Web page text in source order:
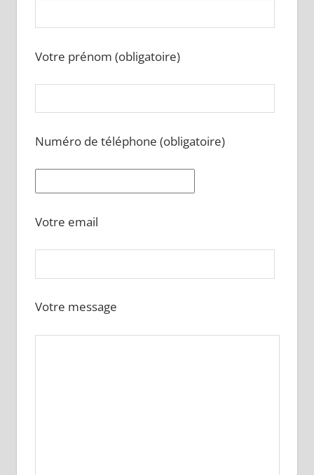
Votre prénom (obligatoire)
Numéro de téléphone (obligatoire)
Votre email
Votre message